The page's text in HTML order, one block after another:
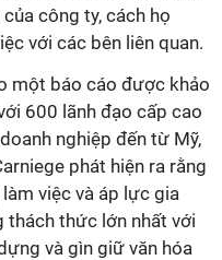
công ty, cách họ
với các bên liên quan.
một báo cáo được khảo
600 lãnh đạo cấp cao
nghiệp đến từ Mỹ,
phát hiện ra rằng
việc và áp lực gia
thách thức lớn nhất với
và gìn giữ văn hóa